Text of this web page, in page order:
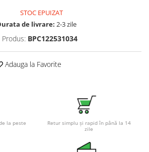
de putere
profesionale
STOC EPUIZAT
de livrare: 2-3 zile
Produs: BPC122531034
Adauga la Favorite
la peste
Retur simplu și rapid în până la 14
zile